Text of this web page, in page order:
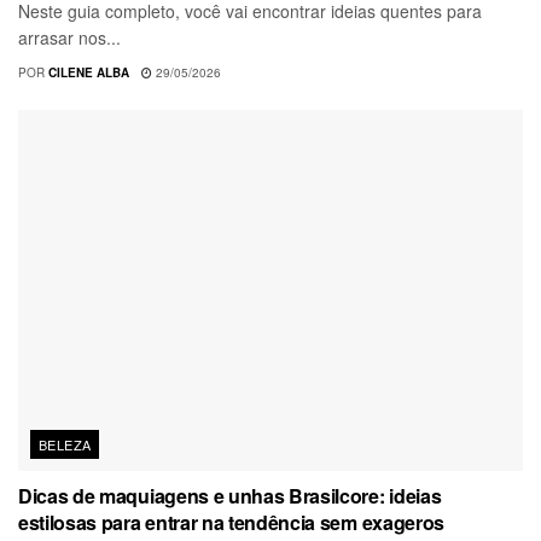
Neste guia completo, você vai encontrar ideias quentes para
arrasar nos...
POR CILENE ALBA 29/05/2026
BELEZA
Dicas de maquiagens e unhas Brasilcore: ideias
estilosas para entrar na tendência sem exageros